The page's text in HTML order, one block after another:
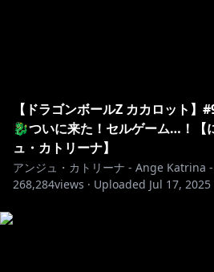
【ドラゴンボールZ カカロット】
🐉ついに来た！セルゲーム…！【
ュ・カトリーナ】
アンジュ・カトリーナ - Ange Katrina -
268,284views · Uploaded Jul 17, 2025